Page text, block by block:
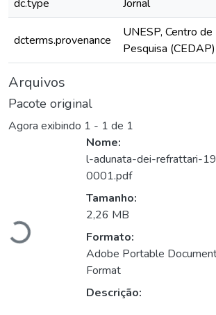
dc.type
Jornal
dcterms.provenance
UNESP, Centro
Pesquisa (CEDAP)
Arquivos
Pacote original
Agora exibindo 1 - 1 de 1
Carregando...
Nome:
l-adunata-dei-refrattari-
0001.pdf
Tamanho:
2,26 MB
Formato:
Adobe Portable
Format
Descrição: